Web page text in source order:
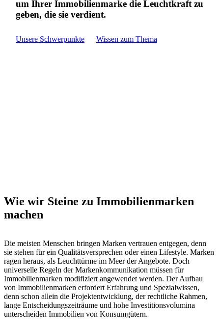
um Ihrer Immobilienmarke die Leuchtkraft zu
geben, die sie verdient.
Unsere Schwerpunkte Wissen zum Thema
Wie wir Steine zu Immobilienmarken
machen
Die meisten Menschen bringen Marken vertrauen entgegen, denn
sie stehen für ein Qualitätsversprechen oder einen Lifestyle. Marken
ragen heraus, als Leuchttürme im Meer der Angebote. Doch
universelle Regeln der Markenkommunikation müssen für
Immobilienmarken modifiziert angewendet werden. Der Aufbau
von Immobilienmarken erfordert Erfahrung und Spezialwissen,
denn schon allein die Projektentwicklung, der rechtliche Rahmen,
lange Entscheidungszeiträume und hohe Investitionsvolumina
unterscheiden Immobilien von Konsumgütern.